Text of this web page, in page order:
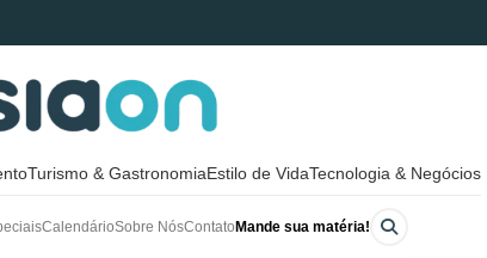
Turismo & GastronomiaEstilo de VidaTecnologia & Negócios
CalendárioSobre NósContato Mande sua matéria!